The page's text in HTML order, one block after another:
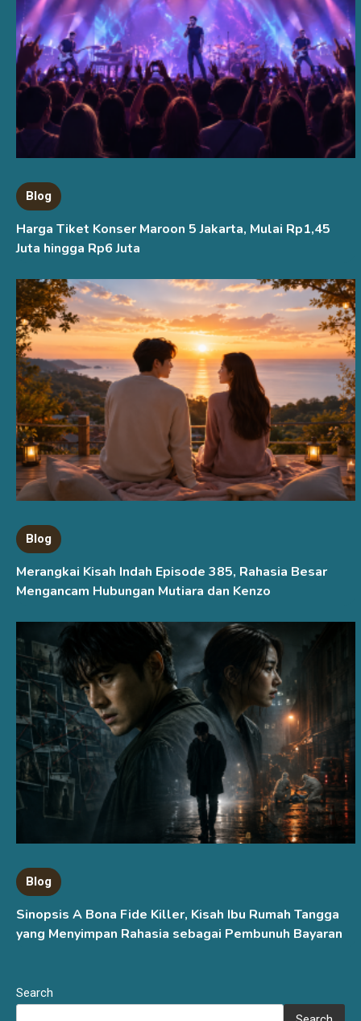
Blog
Harga Tiket Konser Maroon 5 Jakarta, Mulai Rp1,45
Juta hingga Rp6 Juta
Blog
Merangkai Kisah Indah Episode 385, Rahasia Besar
Mengancam Hubungan Mutiara dan Kenzo
Blog
Sinopsis A Bona Fide Killer, Kisah Ibu Rumah Tangga
yang Menyimpan Rahasia sebagai Pembunuh Bayaran
Search